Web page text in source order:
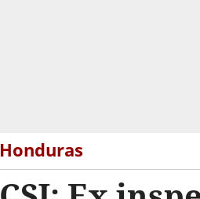
Honduras